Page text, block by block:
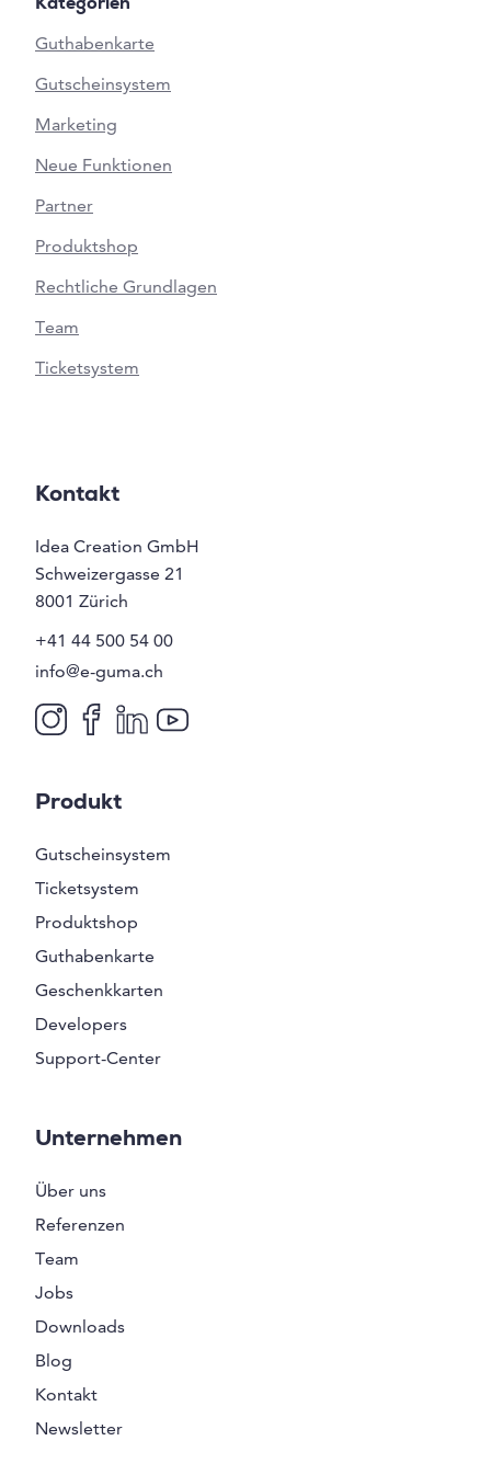
Kategorien
Guthabenkarte
Gutscheinsystem
Marketing
Neue Funktionen
Partner
Produktshop
Rechtliche Grundlagen
Team
Ticketsystem
Kontakt
Idea Creation GmbH
Schweizergasse 21
8001 Zürich
+41 44 500 54 00
info@e-guma.ch
Produkt
Gutscheinsystem
Ticketsystem
Produktshop
Guthabenkarte
Geschenkkarten
Developers
Support-Center
Unternehmen
Über uns
Referenzen
Team
Jobs
Downloads
Blog
Kontakt
Newsletter